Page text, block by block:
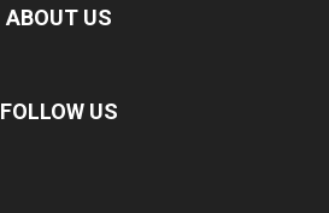
ABOUT US
FOLLOW US